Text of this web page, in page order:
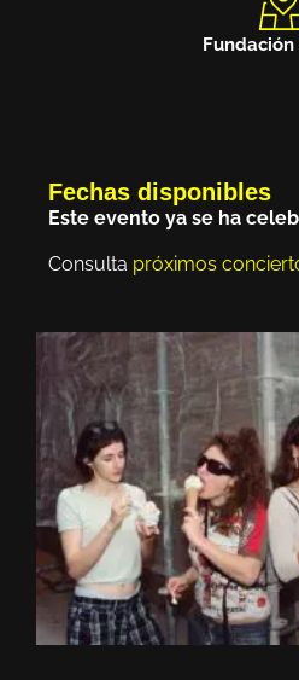
Fechas disponibles
Este evento ya se ha
Consulta próximos